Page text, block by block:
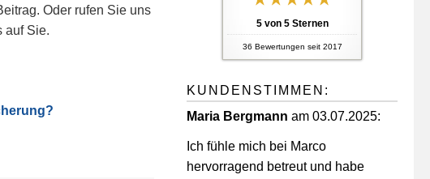
03391-5104037
5von 5Sternen
36 Bewertungen seit 2017
KUNDENSTIMMEN:
Maria Bergmann am 03.07.2025:
Ich fühle mich bei Marco
hervorragend betreut und habe
Oder rufen Sie uns
auf Sie.